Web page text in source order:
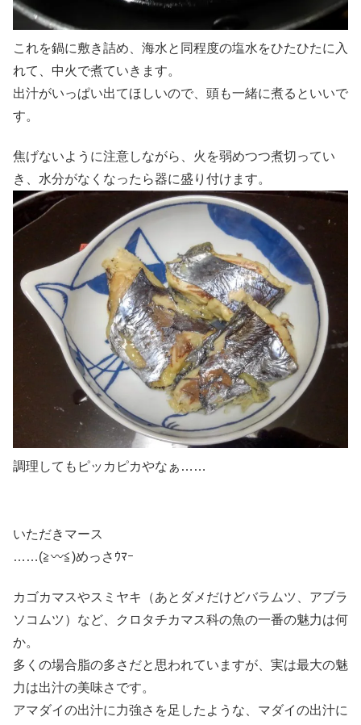
これを鍋に敷き詰め、海水と同程度の塩水をひたひたに入
れて、中火で煮ていきます。
出汁がいっぱい出てほしいので、頭も一緒に煮るといいで
す。
焦げないように注意しながら、火を弱めつつ煮切ってい
き、水分がなくなったら器に盛り付けます。
調理してもピッカピカやなぁ……
いただきマース
……(≧〰≦)めっさｳﾏｰ
カゴカマスやスミヤキ（あとダメだけどバラムツ、アブラ
ソコムツ）など、クロタチカマス科の魚の一番の魅力は何
か。
多くの場合脂の多さだと思われていますが、実は最大の魅
力は出汁の美味さです。
アマダイの出汁に力強さを足したような、マダイの出汁に